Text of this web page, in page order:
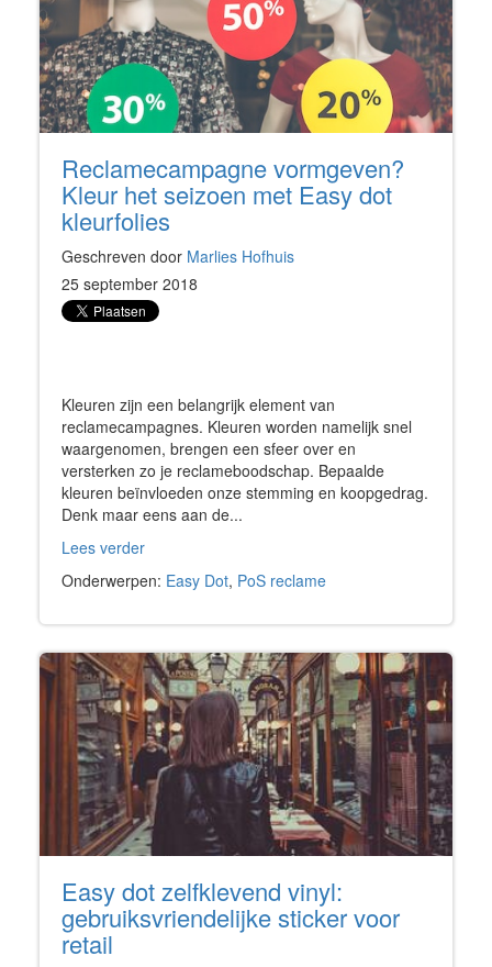
Reclamecampagne vormgeven?
Kleur het seizoen met Easy dot
kleurfolies
Geschreven door Marlies Hofhuis
25 september 2018
Kleuren zijn een belangrijk element van
reclamecampagnes. Kleuren worden namelijk snel
waargenomen, brengen een sfeer over en
versterken zo je reclameboodschap. Bepaalde
kleuren beïnvloeden onze stemming en koopgedrag.
Denk maar eens aan de...
Lees verder
Onderwerpen: Easy Dot, PoS reclame
Easy dot zelfklevend vinyl:
gebruiksvriendelijke sticker voor
retail